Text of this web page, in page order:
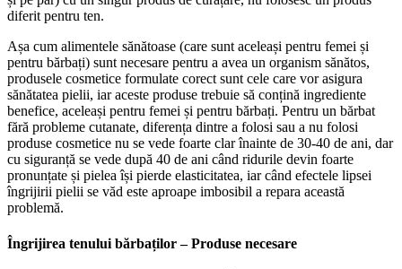
diferit pentru ten.
Așa cum alimentele sănătoase (care sunt aceleași pentru femei și
pentru bărbați) sunt necesare pentru a avea un organism sănătos,
produsele cosmetice formulate corect sunt cele care vor asigura
sănătatea pielii, iar aceste produse trebuie să conțină ingrediente
benefice, aceleași pentru femei și pentru bărbați. Pentru un bărbat
fără probleme cutanate, diferența dintre a folosi sau a nu folosi
produse cosmetice nu se vede foarte clar înainte de 30-40 de ani, dar
cu siguranță se vede după 40 de ani când ridurile devin foarte
pronunțate și pielea își pierde elasticitatea, iar când efectele lipsei
îngrijirii pielii se văd este aproape imbosibil a repara această
problemă.
Îngrijirea tenului bărbaților – Produse necesare